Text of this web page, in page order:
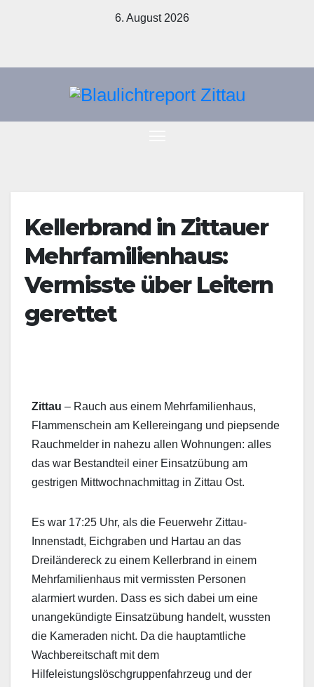
6. August 2026
Kellerbrand in Zittauer
Mehrfamilienhaus:
Vermisste über Leitern
gerettet
Zittau – Rauch aus einem Mehrfamilienhaus,
Flammenschein am Kellereingang und piepsende
Rauchmelder in nahezu allen Wohnungen: alles
das war Bestandteil einer Einsatzübung am
gestrigen Mittwochnachmittag in Zittau Ost.
Es war 17:25 Uhr, als die Feuerwehr Zittau-
Innenstadt, Eichgraben und Hartau an das
Dreiländereck zu einem Kellerbrand in einem
Mehrfamilienhaus mit vermissten Personen
alarmiert wurden. Dass es sich dabei um eine
unangekündigte Einsatzübung handelt, wussten
die Kameraden nicht. Da die hauptamtliche
Wachbereitschaft mit dem
Hilfeleistungslöschgruppenfahrzeug und der